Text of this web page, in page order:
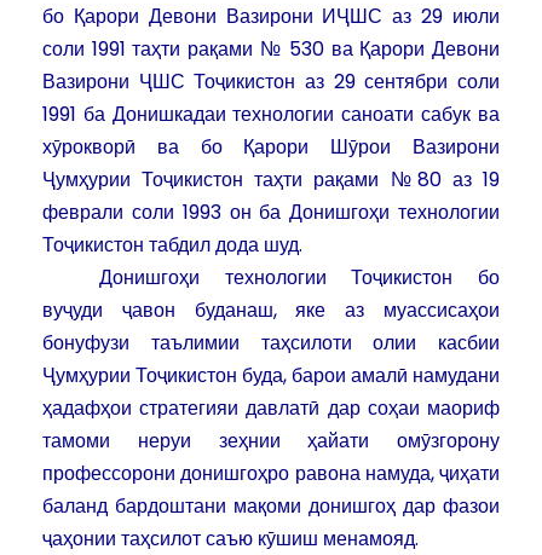
бо Қарори Девони Вазирони ИҶШС аз 29 июли
соли 1991 таҳти рақами № 530 ва Қарори Девони
Вазирони ҶШС Тоҷикистон аз 29 сентябри соли
1991 ба Донишкадаи технологии саноати сабук ва
хӯрокворӣ ва бо Қарори Шӯрои Вазирони
Ҷумҳурии Тоҷикистон таҳти рақами №80 аз 19
феврали соли 1993 он ба Донишгоҳи технологии
Тоҷикистон табдил дода шуд.
Донишгоҳи технологии Тоҷикистон бо
вуҷуди ҷавон буданаш, яке аз муассисаҳои
бонуфузи таълимии таҳсилоти олии касбии
Ҷумҳурии Тоҷикистон буда, барои амалӣ намудани
ҳадафҳои стратегияи давлатӣ дар соҳаи маориф
тамоми неруи зеҳнии ҳайати омӯзгорону
профессорони донишгоҳро равона намуда, ҷиҳати
баланд бардоштани мақоми донишгоҳ дар фазои
ҷаҳонии таҳсилот саъю кӯшиш менамояд.